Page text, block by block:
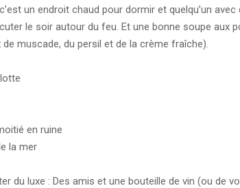
un endroit chaud pour dormir et quelqu’un avec
le soir autour du feu. Et une bonne soupe aux
muscade, du persil et de la crème fraîche).
en ruine
la mer
du luxe : Des amis et une bouteille de vin (ou de